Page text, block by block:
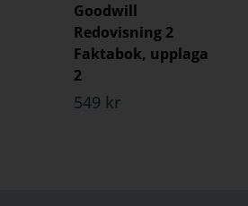
Goodwill
Redovisning 2
Faktabok, upplaga
2
549 kr